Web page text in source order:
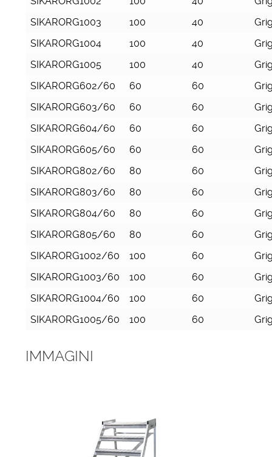
SIKARORG1003
100 40
SIKARORG1004
100 40
SIKARORG1005
100 40
SIKARORG602/60
60 60
SIKARORG603/60
60 60
SIKARORG604/60
60 60
SIKARORG605/60
60 60
SIKARORG802/60
80 60
SIKARORG803/60
80 60
SIKARORG804/60
80 60
SIKARORG805/60
80 60
SIKARORG1002/60
100 60
SIKARORG1003/60
100 60
SIKARORG1004/60
100 60
SIKARORG1005/60
100 60
IMMAGINI